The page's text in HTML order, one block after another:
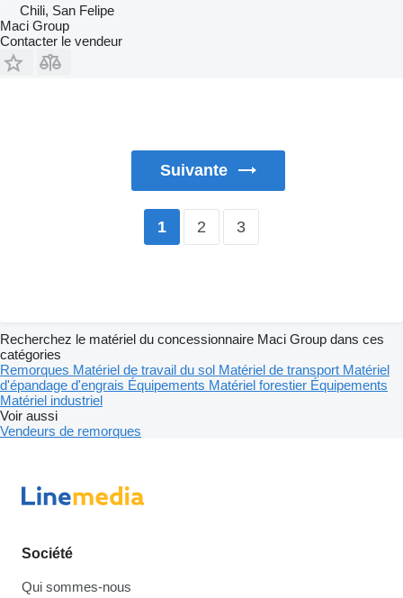
Chili, San Felipe
Maci Group
Contacter le vendeur
Suivante
1 2 3
Recherchez le matériel du concessionnaire Maci Group dans ces
catégories
Remorques Matériel de travail du sol Matériel de transport Matériel
d'épandage d'engrais Équipements Matériel forestier Équipements
Matériel industriel
Voir aussi
Vendeurs de remorques
Société
Qui sommes-nous